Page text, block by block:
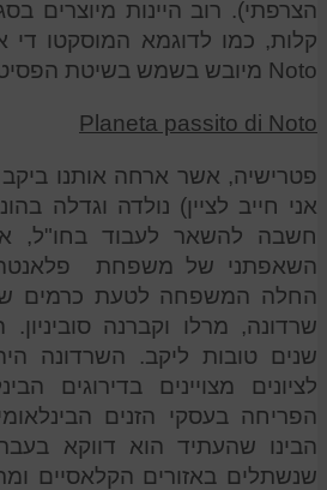
הצרפתי). רוב היינות מיוצרים
Noto מיובש בשמש בשיטת הפסיטו המסורתית.
Planeta passito di Noto
פטרישיה, אשר ארחה אותנו
אני חייב לציין) נולדה וגדלה
חשבה להשאר לעבוד בחו"ל,
החלה המשפחה לטעת כרמים של
שרדונה, מרלו וקברנה
שנים טובות ליקב. השרדונה
לציונים מצויינים בדירוגים
הבינו שהעתיד הוא דווקא
שנשתלים באזורים הקלאסיים